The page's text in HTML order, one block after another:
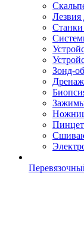
Лезвия
Станки
Зонд-